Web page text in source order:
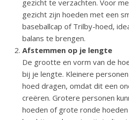
gezicht te verzachten. Voor
gezicht zijn hoeden met een
baseballcap of Trilby-hoed,
balans te brengen.
Afstemmen op je lengte
De grootte en vorm van de
bij je lengte. Kleinere
hoed dragen, omdat dit een
creëren. Grotere personen
hoeden of grote ronde